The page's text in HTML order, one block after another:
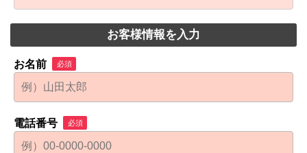
お客様情報を入力
お名前 必須
電話番号 必須